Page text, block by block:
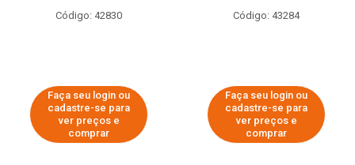
Código: 42830
Faça seu login ou
cadastre-se para
ver preços e
comprar
Código: 43284
Faça seu login ou
cadastre-se para
ver preços e
comprar